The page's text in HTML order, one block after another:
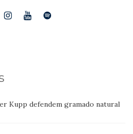
Kupp defendem gramado natural